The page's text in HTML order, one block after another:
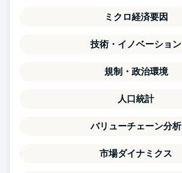
ミクロ経済要因
技術・イノベーション
規制・政治環境
人口統計
バリューチェーン分析
市場ダイナミクス